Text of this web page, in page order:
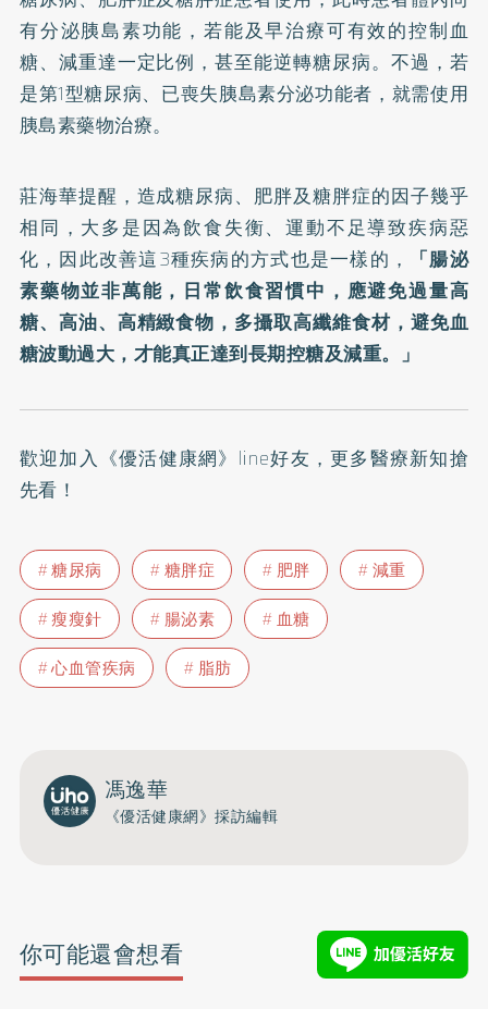
有分泌胰島素功能，若能及早治療可有效的控制血
糖、減重達一定比例，甚至能逆轉糖尿病。不過，若
是第1型糖尿病、已喪失胰島素分泌功能者，就需使用
胰島素藥物治療。
莊海華提醒，造成糖尿病、肥胖及糖胖症的因子幾乎
相同，大多是因為飲食失衡、運動不足導致疾病惡
化，因此改善這3種疾病的方式也是一樣的，
「腸泌
素藥物並非萬能，日常飲食習慣中，應避免過量高
糖、高油、高精緻食物，多攝取高纖維食材，避免血
糖波動過大，才能真正達到長期控糖及減重。」
歡迎加入 《優活健康網》line好友 ，更多醫療新知搶
先看！
糖尿病 糖胖症 肥胖
減重
瘦瘦針
腸泌素
血糖
心血管疾病
脂肪
馮逸華
《優活健康網》採訪編輯
你可能還會想看